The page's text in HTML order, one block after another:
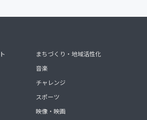
まちづくり・地域活性化
音楽
チャレンジ
スポーツ
映像・映画